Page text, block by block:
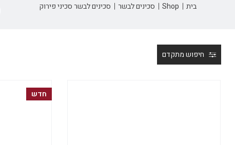
בית Shop סכינים לבשר סכינים לבשר סכיני פירוק
חיפוש מתקדם
חדש